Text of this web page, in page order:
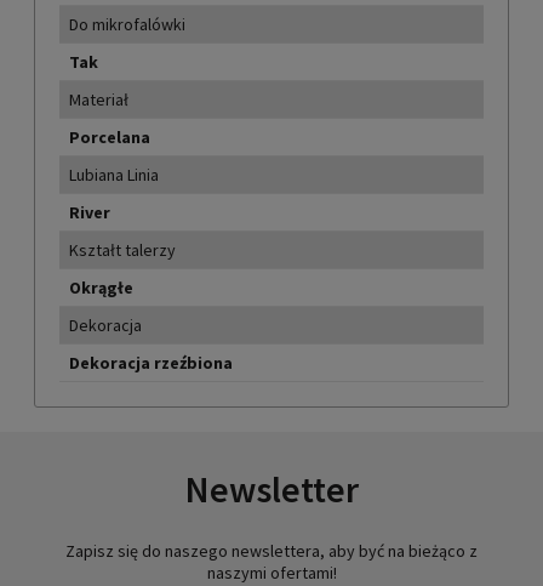
Do mikrofalówki
Tak
Materiał
Porcelana
Lubiana Linia
River
Kształt talerzy
Okrągłe
Dekoracja
Dekoracja rzeźbiona
Newsletter
Zapisz się do naszego newslettera, aby być na bieżąco z
naszymi ofertami!